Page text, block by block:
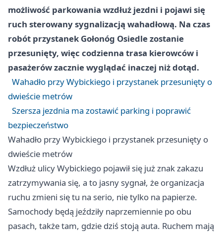
możliwość parkowania wzdłuż jezdni i pojawi się
ruch sterowany sygnalizacją wahadłową. Na czas
robót przystanek Gołonóg Osiedle zostanie
przesunięty, więc codzienna trasa kierowców i
pasażerów zacznie wyglądać inaczej niż dotąd.
Wahadło przy Wybickiego i przystanek przesunięty o
dwieście metrów
Szersza jezdnia ma zostawić parking i poprawić
bezpieczeństwo
Wahadło przy Wybickiego i przystanek przesunięty o
dwieście metrów
Wzdłuż ulicy Wybickiego pojawił się już znak zakazu
zatrzymywania się, a to jasny sygnał, że organizacja
ruchu zmieni się tu na serio, nie tylko na papierze.
Samochody będą jeździły naprzemiennie po obu
pasach, także tam, gdzie dziś stoją auta. Ruchem mają